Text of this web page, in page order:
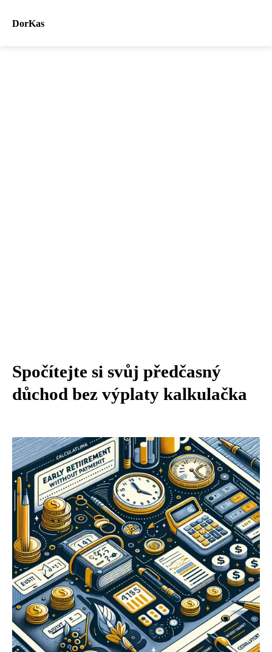
DorKas
Spočítejte si svůj předčasný
důchod bez výplaty kalkulačka